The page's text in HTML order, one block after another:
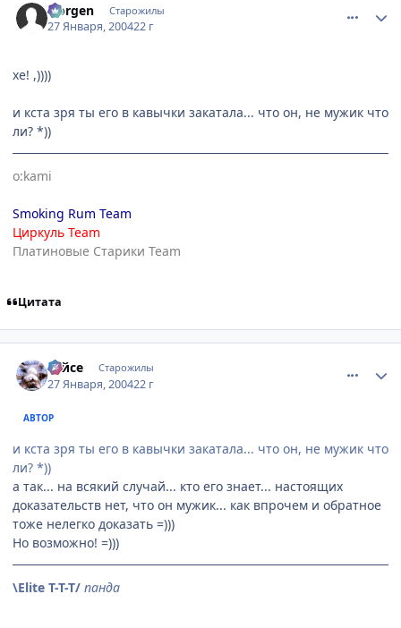
Norgen Старожилы
27 Января, 200422 г
хе! ,))))
и кста зря ты его в кавычки закатала... что он, не мужик что
ли? *))
o:kami
Smoking Rum Team
Циркуль Team
Платиновые Старики Team
Цитата
Тайсе Старожилы
27 Января, 200422 г
АВТОР
и кста зря ты его в кавычки закатала... что он, не мужик что
ли? *))
а так... на всякий случай... кто его знает... настоящих
доказательств нет, что он мужик... как впрочем и обратное
тоже нелегко доказать =)))
Но возможно! =)))
\Elite T-T-T/ панда